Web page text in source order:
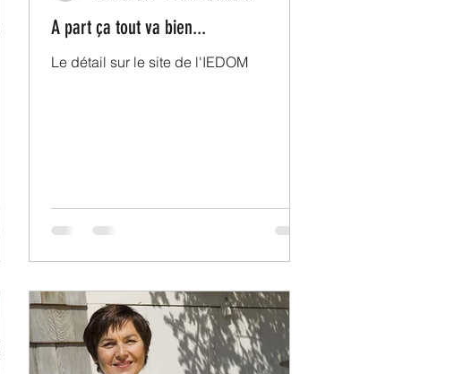
A part ça tout va bien...
Le détail sur le site de l'IEDOM